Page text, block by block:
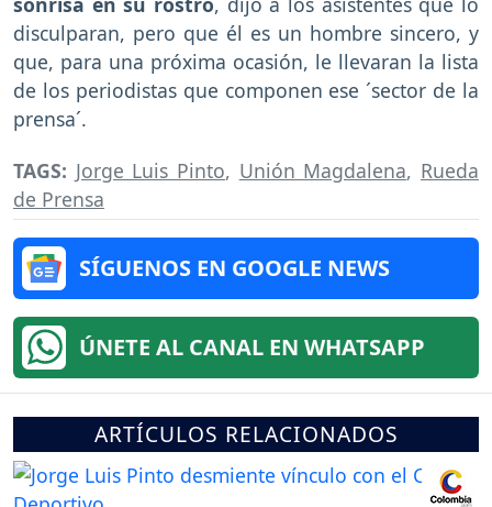
disculparan, pero que él es un hombre sincero, y
que, para una próxima ocasión, le llevaran la lista
de los periodistas que componen ese ´sector de la
prensa´.
TAGS: Jorge Luis Pinto, Unión Magdalena, Rueda
de Prensa
SÍGUENOS EN GOOGLE NEWS
ÚNETE AL CANAL EN WHATSAPP
ARTÍCULOS RELACIONADOS